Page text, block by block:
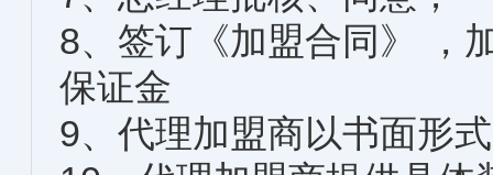
8、签订《加盟合同》 ，
保证金
9、代理加盟商以书面形